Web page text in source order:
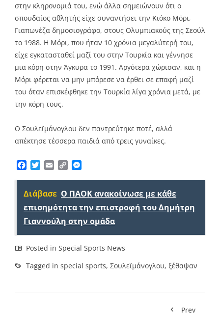
στην κληρονομιά του, ενώ άλλα σημειώνουν ότι ο
σπουδαίος αθλητής είχε συναντήσει την Κιόκο Μόρι,
Γιαπωνέζα δημοσιογράφο, στους Ολυμπιακούς της Σεούλ
το 1988. Η Μόρι, που ήταν 10 χρόνια μεγαλύτερή του,
είχε εγκατασταθεί μαζί του στην Τουρκία και γέννησε
μια κόρη στην Άγκυρα το 1991. Αργότερα χώρισαν, και η
Μόρι φέρεται να μην μπόρεσε να έρθει σε επαφή μαζί
του όταν επισκέφθηκε την Τουρκία λίγα χρόνια μετά, με
την κόρη τους.
Ο Σουλεϊμάνογλου δεν παντρεύτηκε ποτέ, αλλά
απέκτησε τέσσερα παιδιά από τρεις γυναίκες.
Facebook
TwitterEmailCopy
Διάβασε Ο ΠΑΟΚ ανακοίνωσε με κάθε
επισημότητα την επιστροφή του Δημήτρη
Γιαννούλη στην ομάδα
Posted in Special Sports News
Tagged in special sports, Σουλεϊμάνογλου, ξέθαψαν
Prev